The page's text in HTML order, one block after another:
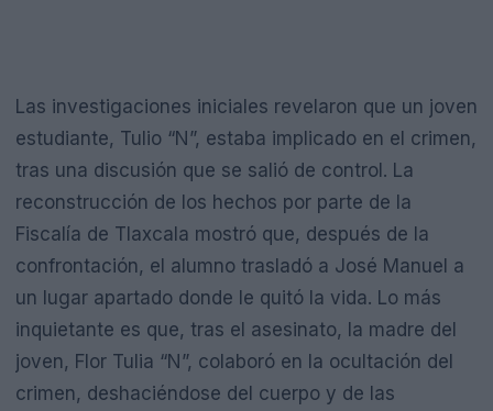
Las investigaciones iniciales revelaron que un joven
estudiante, Tulio “N”, estaba implicado en el crimen,
tras una discusión que se salió de control. La
reconstrucción de los hechos por parte de la
Fiscalía de Tlaxcala mostró que, después de la
confrontación, el alumno trasladó a José Manuel a
un lugar apartado donde le quitó la vida. Lo más
inquietante es que, tras el asesinato, la madre del
joven, Flor Tulia “N”, colaboró en la ocultación del
crimen, deshaciéndose del cuerpo y de las